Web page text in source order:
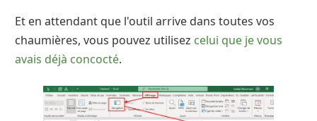
Et en attendant que l'outil arrive dans toutes vos
chaumières, vous pouvez utilisez celui que je vous
avais déjà concocté.